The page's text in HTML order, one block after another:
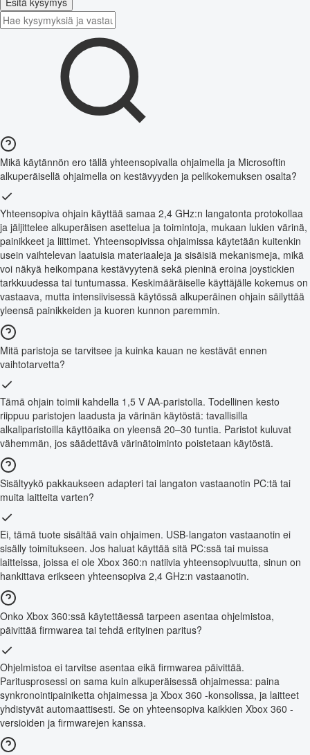
Mikä käytännön ero tällä yhteensopivalla ohjaimella ja Microsoftin
alkuperäisellä ohjaimella on kestävyyden ja pelikokemuksen osalta?
Yhteensopiva ohjain käyttää samaa 2,4 GHz:n langatonta protokollaa
ja jäljittelee alkuperäisen asettelua ja toimintoja, mukaan lukien värinä,
painikkeet ja liittimet. Yhteensopivissa ohjaimissa käytetään kuitenkin
usein vaihtelevan laatuisia materiaaleja ja sisäisiä mekanismeja, mikä
voi näkyä heikompana kestävyytenä sekä pieninä eroina joystickien
tarkkuudessa tai tuntumassa. Keskimääräiselle käyttäjälle kokemus on
vastaava, mutta intensiivisessä käytössä alkuperäinen ohjain säilyttää
yleensä painikkeiden ja kuoren kunnon paremmin.
Mitä paristoja se tarvitsee ja kuinka kauan ne kestävät ennen
vaihtotarvetta?
Tämä ohjain toimii kahdella 1,5 V AA-paristolla. Todellinen kesto
riippuu paristojen laadusta ja värinän käytöstä: tavallisilla
alkaliparistoilla käyttöaika on yleensä 20–30 tuntia. Paristot kuluvat
vähemmän, jos säädettävä värinätoiminto poistetaan käytöstä.
Sisältyykö pakkaukseen adapteri tai langaton vastaanotin PC:tä tai
muita laitteita varten?
Ei, tämä tuote sisältää vain ohjaimen. USB-langaton vastaanotin ei
sisälly toimitukseen. Jos haluat käyttää sitä PC:ssä tai muissa
laitteissa, joissa ei ole Xbox 360:n natiivia yhteensopivuutta, sinun on
hankittava erikseen yhteensopiva 2,4 GHz:n vastaanotin.
Onko Xbox 360:ssä käytettäessä tarpeen asentaa ohjelmistoa,
päivittää firmwarea tai tehdä erityinen paritus?
Ohjelmistoa ei tarvitse asentaa eikä firmwarea päivittää.
Paritusprosessi on sama kuin alkuperäisessä ohjaimessa: paina
synkronointipainiketta ohjaimessa ja Xbox 360 -konsolissa, ja laitteet
yhdistyvät automaattisesti. Se on yhteensopiva kaikkien Xbox 360 -
versioiden ja firmwarejen kanssa.